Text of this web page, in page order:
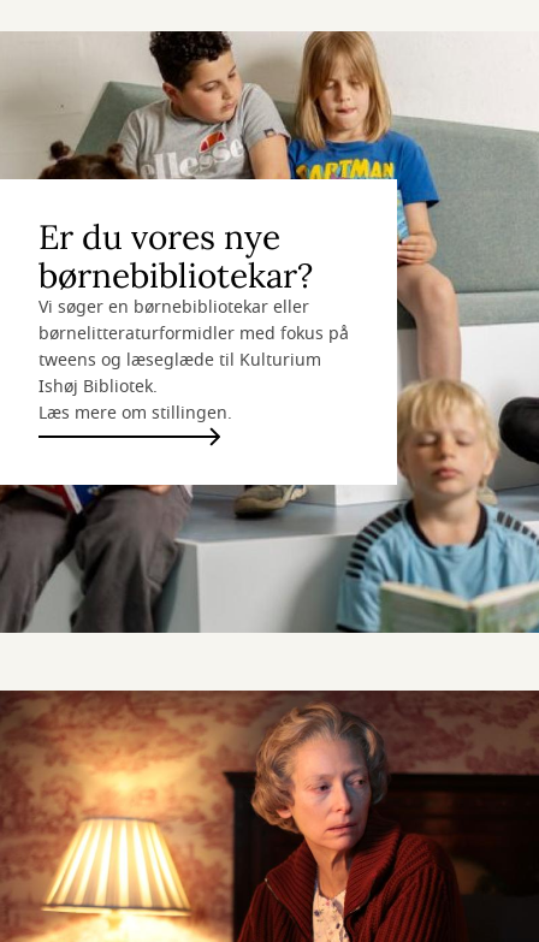
Er du vores nye
børnebibliotekar?
Vi søger en børnebibliotekar eller
børnelitteraturformidler med fokus på
tweens og læseglæde til Kulturium
Ishøj Bibliotek.
Læs mere om stillingen.